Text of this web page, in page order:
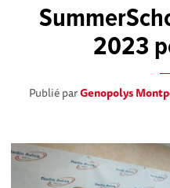
2023
Publié parGenopolys